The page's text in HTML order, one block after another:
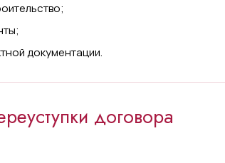
документации.
договора